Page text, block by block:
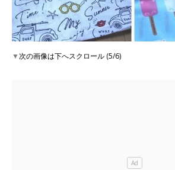
▼次の画像は下へスクロール (5/6)